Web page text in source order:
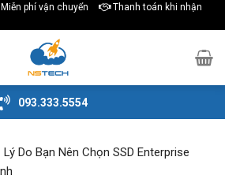
Miễn phí vận chuyển
Thanh toán khi nhận
093.333.5554
Lý Do Bạn Nên Chọn SSD Enterprise